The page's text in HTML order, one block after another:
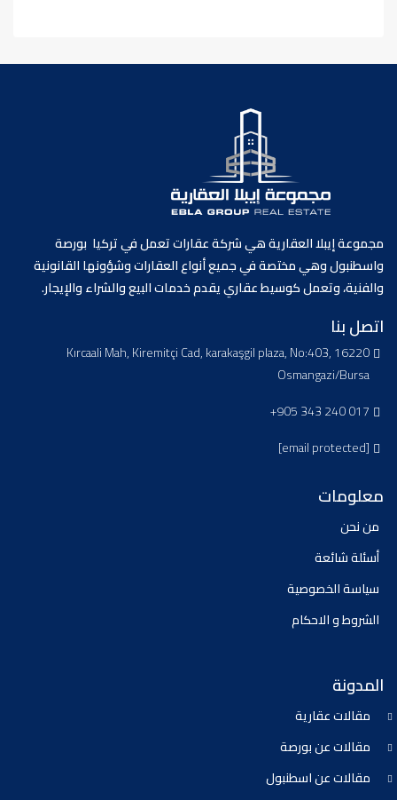
مجموعة إيبلا العقارية هي شركة عقارات تعمل في تركيا بورصة
واسطنبول وهي مختصة في جميع أنواع العقارات وشؤونها القانونية
والفنية، وتعمل كوسيط عقاري يقدم خدمات البيع والشراء والإيجار.
اتصل بنا
Kırcaali Mah, Kiremitçi Cad, karakaşgil plaza, No:403, 16220
Osmangazi/Bursa
+905 343 240 017
[email protected]
معلومات
من نحن
أسئلة شائعة
سياسة الخصوصية
الشروط و الاحكام
المدونة
مقالات عقارية
مقالات عن بورصة
مقالات عن اسطنبول